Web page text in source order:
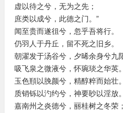
虚以待之兮，无为之先；
庶类以成兮，此德之门。”
闻至贵而遂徂兮，忽乎吾将行。
仍羽人于丹丘，留不死之旧乡。
朝濯发于汤谷兮，夕晞余身兮九阳
吸飞泉之微液兮，怀琬琰之华英。
玉色頩以脕颜兮，精醇粹而始壮。
质销铄以汋约兮，神要眇以淫放。
嘉南州之炎德兮，丽桂树之冬荣；